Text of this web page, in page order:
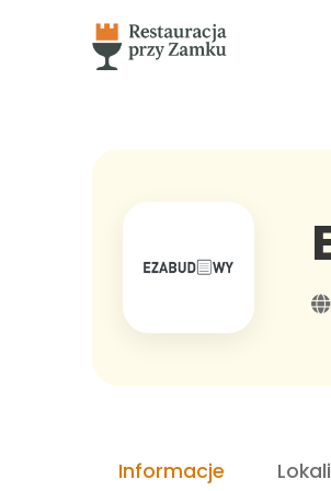
Informacje